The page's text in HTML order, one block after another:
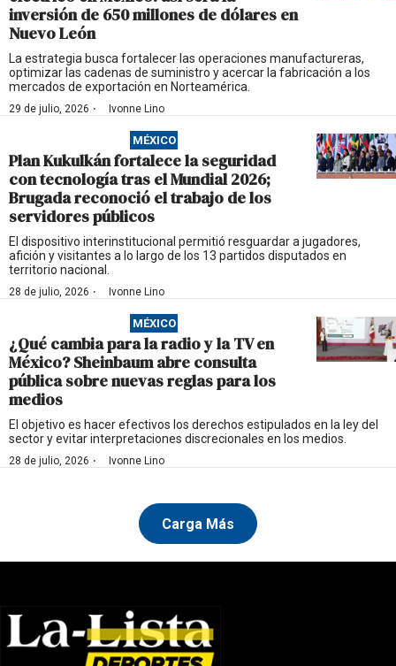
inversión de 650 millones de dólares en
Nuevo León
La estrategia busca fortalecer las operaciones manufactureras,
optimizar las cadenas de suministro y acercar la fabricación a los
mercados de exportación en Norteamérica.
29 de julio, 2026 · Ivonne Lino
MÉXICO
Plan Kukulkán fortalece la seguridad
con tecnología tras el Mundial 2026;
Brugada reconoció el trabajo de los
servidores públicos
El dispositivo interinstitucional permitió resguardar a jugadores,
afición y visitantes a lo largo de los 13 partidos disputados en
territorio nacional.
28 de julio, 2026 · Ivonne Lino
MÉXICO
¿Qué cambia para la radio y la TV en
México? Sheinbaum abre consulta
pública sobre nuevas reglas para los
medios
El objetivo es hacer efectivos los derechos estipulados en la ley del
sector y evitar interpretaciones discrecionales en los medios.
28 de julio, 2026 · Ivonne Lino
Carga Más